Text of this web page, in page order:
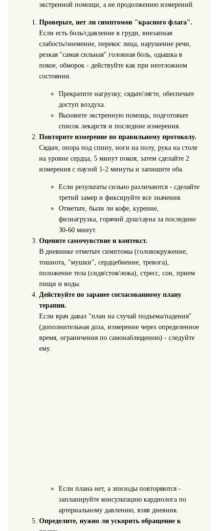
экстренной помощи, а не продолжению измерений.
Проверьте, нет ли симптомов "красного флага".
Если есть боль/сдавление в груди, внезапная
слабость/онемение, перекос лица, нарушение речи,
резкая "самая сильная" головная боль, одышка в
покое, обморок - действуйте как при неотложном
состоянии.
Прекратите нагрузку, сядьте/лягте, обеспечьте
доступ воздуха.
Вызовите экстренную помощь; подготовьте
список лекарств и последние измерения.
Повторите измерение по правильному протоколу.
Сядьте, опора под спину, ноги на полу, рука на столе
на уровне сердца, 5 минут покоя; затем сделайте 2
измерения с паузой 1-2 минуты и запишите оба.
Если результаты сильно различаются - сделайте
третий замер и фиксируйте все значения.
Отметьте, были ли кофе, курение,
физнагрузка, горячий душ/сауна за последние
30-60 минут.
Оцените самочувствие и контекст.
В дневнике отметьте симптомы (головокружение,
тошнота, "мушки", сердцебиение, тревога),
положение тела (сидя/стоя/лежа), стресс, сон, прием
пищи и воды.
Действуйте по заранее согласованному плану
терапии.
Если врач давал "план на случай подъема/падения"
(дополнительная доза, измерение через определенное
время, ограничения по самонаблюдению) - следуйте
ему.
Если плана нет, а эпизоды повторяются -
запланируйте консультацию кардиолога по
артериальному давлению, взяв дневник.
Определите, нужно ли ускорить обращение к